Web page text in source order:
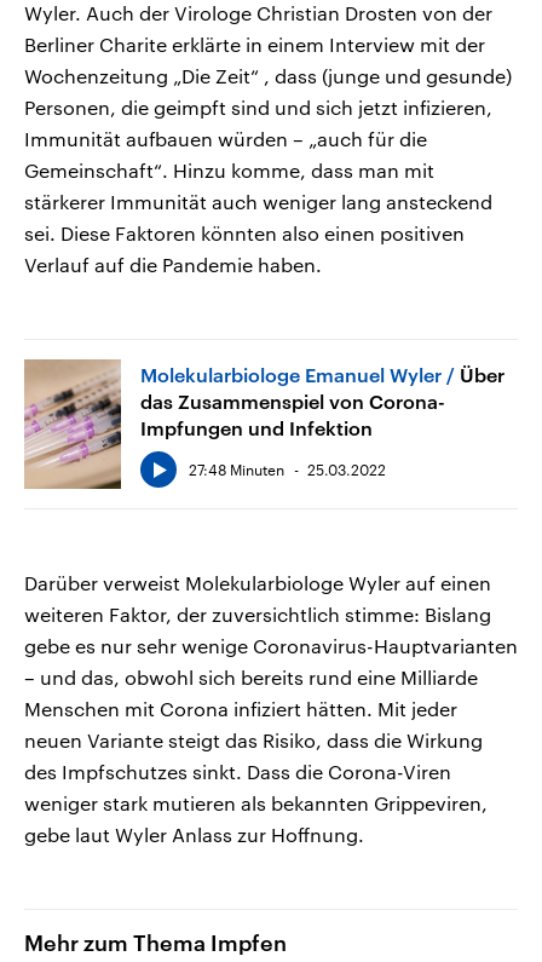
Wyler. Auch der Virologe Christian Drosten von der
Berliner Charite erklärte in einem Interview mit der
Wochenzeitung „Die Zeit“ , dass (junge und gesunde)
Personen, die geimpft sind und sich jetzt infizieren,
Immunität aufbauen würden – „auch für die
Gemeinschaft“. Hinzu komme, dass man mit
stärkerer Immunität auch weniger lang ansteckend
sei. Diese Faktoren könnten also einen positiven
Verlauf auf die Pandemie haben.
Molekularbiologe Emanuel Wyler
Über
das Zusammenspiel von Corona-
Impfungen und Infektion
27:48 Minuten 25.03.2022
Darüber verweist Molekularbiologe Wyler auf einen
weiteren Faktor, der zuversichtlich stimme: Bislang
gebe es nur sehr wenige Coronavirus-Hauptvarianten
– und das, obwohl sich bereits rund eine Milliarde
Menschen mit Corona infiziert hätten. Mit jeder
neuen Variante steigt das Risiko, dass die Wirkung
des Impfschutzes sinkt. Dass die Corona-Viren
weniger stark mutieren als bekannten Grippeviren,
gebe laut Wyler Anlass zur Hoffnung.
Mehr zum Thema Impfen